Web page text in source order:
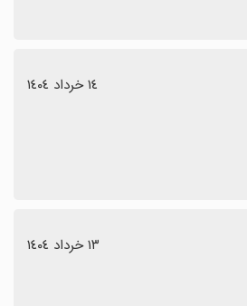
١٤ خرداد ١٤٠٤
١٣ خرداد ١٤٠٤